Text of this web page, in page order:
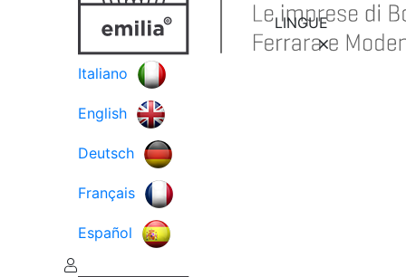
LINGUE
Italiano
English
Deutsch
Français
Español